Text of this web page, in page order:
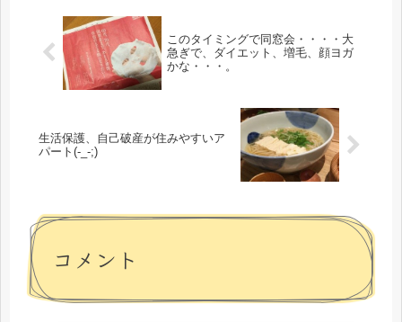
このタイミングで同窓会・・・・大
急ぎで、ダイエット、増毛、顔ヨガ
かな・・・。
生活保護、自己破産が住みやすいア
パート(-_-;)
コメント